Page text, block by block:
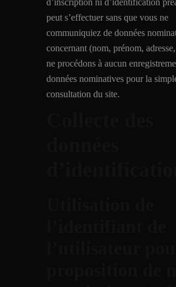
peut s’effectuer sans que vous ne
communiquiez de données
concernant (nom, prénom,
ne procédons à aucun
données nominatives pour la
consultation du site.